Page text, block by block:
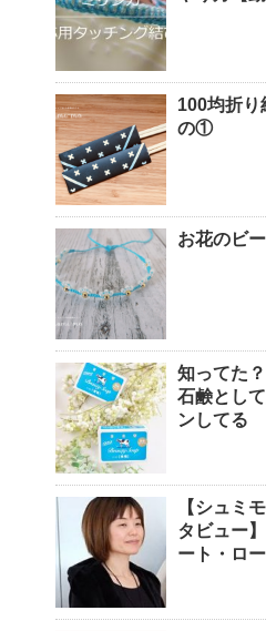
100均折
の①
お花のビ
知ってた
石鹸とし
ンしてる
【シュミ
タビュー
ート・ロ